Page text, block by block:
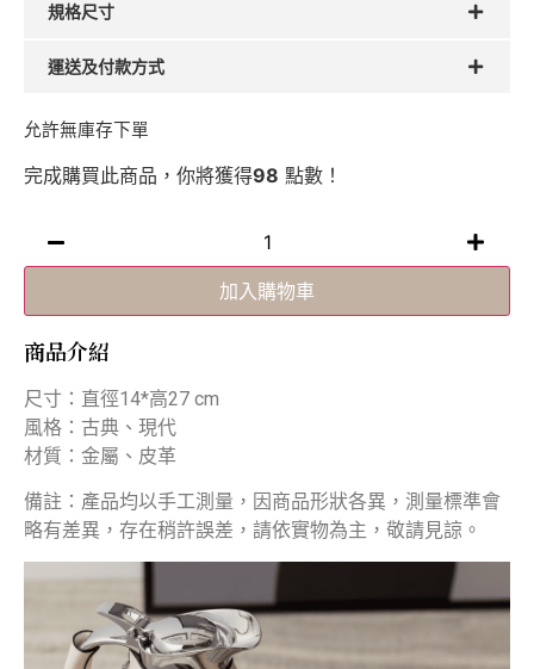
規格尺寸
運送及付款方式
允許無庫存下單
完成購買此商品，你將獲得98 點數！
加入購物車
商品介紹
尺寸：直徑14*高27 cm
風格：古典、現代
材質：金屬、皮革
備註：產品均以手工測量，因商品形狀各異，測量標準會
略有差異，存在稍許誤差，請依實物為主，敬請見諒。